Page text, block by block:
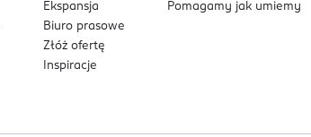
Ekspansja
Biuro prasowe
Złóż ofertę
Inspiracje
Pomagamy jak umiemy